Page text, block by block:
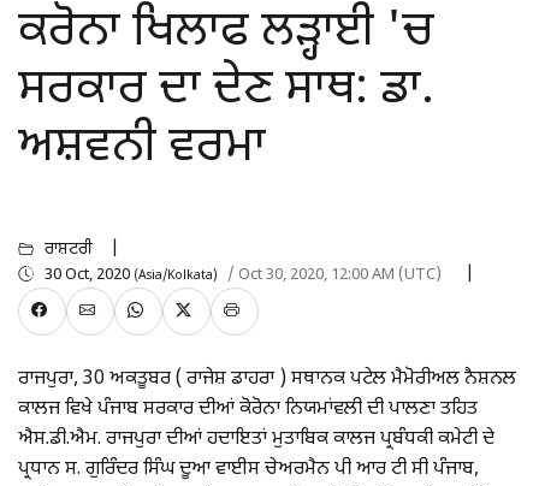
ਕਰੋਨਾ ਖਿਲਾਫ ਲੜ੍ਹਾਈ 'ਚ
ਸਰਕਾਰ ਦਾ ਦੇਣ ਸਾਥ: ਡਾ.
ਅਸ਼ਵਨੀ ਵਰਮਾ
ਰਾਸ਼ਟਰੀ
30 Oct, 2020 (Asia/Kolkata) / Oct 30, 2020, 12:00 AM (UTC)
ਰਾਜਪੁਰਾ, 30 ਅਕਤੂਬਰ ( ਰਾਜੇਸ਼ ਡਾਹਰਾ ) ਸਥਾਨਕ ਪਟੇਲ ਮੈਮੋਰੀਅਲ ਨੈਸ਼ਨਲ
ਕਾਲਜ ਵਿਖੇ ਪੰਜਾਬ ਸਰਕਾਰ ਦੀਆਂ ਕੋਰੋਨਾ ਨਿਯਮਾਂਵਲੀ ਦੀ ਪਾਲਣਾ ਤਹਿਤ
ਐਸ.ਡੀ.ਐਮ. ਰਾਜਪੁਰਾ ਦੀਆਂ ਹਦਾਇਤਾਂ ਮੁਤਾਬਿਕ ਕਾਲਜ ਪ੍ਰਬੰਧਕੀ ਕਮੇਟੀ ਦੇ
ਪ੍ਰਧਾਨ ਸ. ਗੁਰਿੰਦਰ ਸਿੰਘ ਦੂਆ ਵਾਈਸ ਚੇਅਰਮੈਨ ਪੀ ਆਰ ਟੀ ਸੀ ਪੰਜਾਬ,